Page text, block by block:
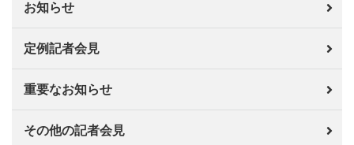
お知らせ
定例記者会見
重要なお知らせ
その他の記者会見